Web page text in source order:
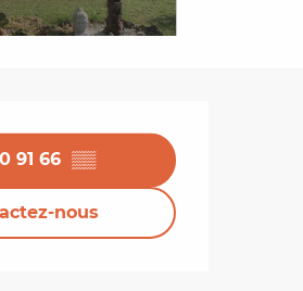
et
91 66 ▒▒
nous